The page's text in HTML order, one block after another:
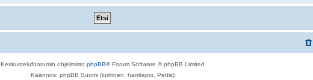
Keskustelufoorumin ohjelmisto phpBB® Forum Software © phpBB Limited
Käännös: phpBB Suomi (lurttinen, harritapio, Pettis)